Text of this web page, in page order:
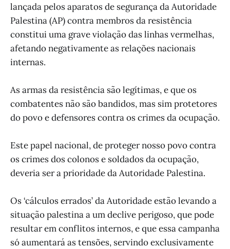
lançada pelos aparatos de segurança da Autoridade
Palestina (AP) contra membros da resistência
constitui uma grave violação das linhas vermelhas,
afetando negativamente as relações nacionais
internas.
As armas da resistência são legítimas, e que os
combatentes não são bandidos, mas sim protetores
do povo e defensores contra os crimes da ocupação.
Este papel nacional, de proteger nosso povo contra
os crimes dos colonos e soldados da ocupação,
deveria ser a prioridade da Autoridade Palestina.
Os ‘cálculos errados’ da Autoridade estão levando a
situação palestina a um declive perigoso, que pode
resultar em conflitos internos, e que essa campanha
só aumentará as tensões, servindo exclusivamente